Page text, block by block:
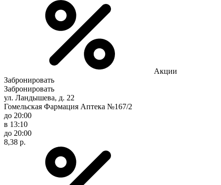
Акции
Забронировать
Забронировать
ул. Ландышева, д. 22
Гомельская Фармация Аптека №167/2
до 20:00
в 13:10
до 20:00
8,38 р.